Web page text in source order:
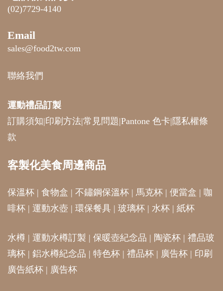
(02)7729-4140
Email
sales@food2tw.com
聯絡我們
運動禮品訂製
訂購須知|印刷方法|常見問題|Pantone 色卡| 隱私權條
款
客製化美食周邊商品
保溫杯 | 食物盒 | 不鏽鋼保溫杯 | 馬克杯 | 便當盒 | 咖
啡杯 | 運動水壺 | 環保餐具 | 玻璃杯 | 水杯 | 紙杯
水樽 | 運動水樽訂製 | 保暖壺紀念品 | 陶瓷杯 | 禮品玻
璃杯 | 鋁水樽紀念品 | 特色杯 | 禮品杯 | 廣告杯 | 印刷
廣告紙杯 | 廣告杯